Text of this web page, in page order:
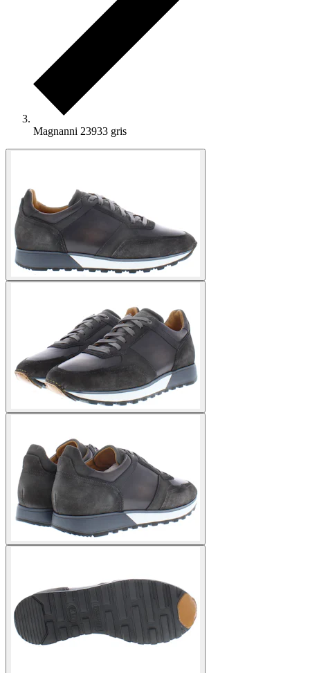
Magnanni 23933 gris